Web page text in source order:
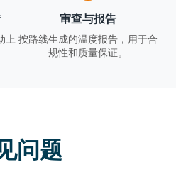
上
审查与报告
按路线生成的温度报告，用于合
规性和质量保证。
问题